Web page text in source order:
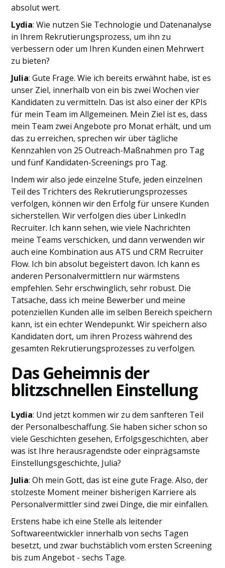
absolut wert.
Lydia: Wie nutzen Sie Technologie und Datenanalyse
in Ihrem Rekrutierungsprozess, um ihn zu
verbessern oder um Ihren Kunden einen Mehrwert
zu bieten?
Julia: Gute Frage. Wie ich bereits erwähnt habe, ist es
unser Ziel, innerhalb von ein bis zwei Wochen vier
Kandidaten zu vermitteln. Das ist also einer der KPIs
für mein Team im Allgemeinen. Mein Ziel ist es, dass
mein Team zwei Angebote pro Monat erhält, und um
das zu erreichen, sprechen wir über tägliche
Kennzahlen von 25 Outreach-Maßnahmen pro Tag
und fünf Kandidaten-Screenings pro Tag.
Indem wir also jede einzelne Stufe, jeden einzelnen
Teil des Trichters des Rekrutierungsprozesses
verfolgen, können wir den Erfolg für unsere Kunden
sicherstellen. Wir verfolgen dies über LinkedIn
Recruiter. Ich kann sehen, wie viele Nachrichten
meine Teams verschicken, und dann verwenden wir
auch eine Kombination aus ATS und CRM Recruiter
Flow. Ich bin absolut begeistert davon. Ich kann es
anderen Personalvermittlern nur wärmstens
empfehlen. Sehr erschwinglich, sehr robust. Die
Tatsache, dass ich meine Bewerber und meine
potenziellen Kunden alle im selben Bereich speichern
kann, ist ein echter Wendepunkt. Wir speichern also
Kandidaten dort, um ihren Prozess während des
gesamten Rekrutierungsprozesses zu verfolgen.
Das Geheimnis der
blitzschnellen Einstellung
Lydia: Und jetzt kommen wir zu dem sanfteren Teil
der Personalbeschaffung. Sie haben sicher schon so
viele Geschichten gesehen, Erfolgsgeschichten, aber
was ist Ihre herausragendste oder einprägsamste
Einstellungsgeschichte, Julia?
Julia: Oh mein Gott, das ist eine gute Frage. Also, der
stolzeste Moment meiner bisherigen Karriere als
Personalvermittler sind zwei Dinge, die mir einfallen.
Erstens habe ich eine Stelle als leitender
Softwareentwickler innerhalb von sechs Tagen
besetzt, und zwar buchstäblich vom ersten Screening
bis zum Angebot - sechs Tage.